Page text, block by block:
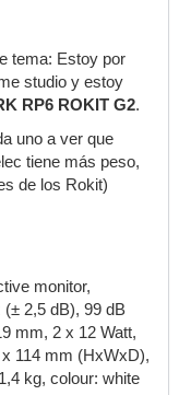
tema: Estoy por
studio y estoy
RP6 ROKIT G2.
uno a ver que
tiene más peso,
de los Rokit)
monitor,
2,5 dB), 99 dB
mm, 2 x 12 Watt,
114 mm (HxWxD),
kg, colour: white